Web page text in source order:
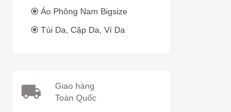
Áo Phông Nam Bigsize
Túi Da, Cặp Da, Ví Da
Giao hàng
Toàn Quốc